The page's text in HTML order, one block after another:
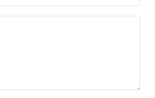
MENU
CONTATTI